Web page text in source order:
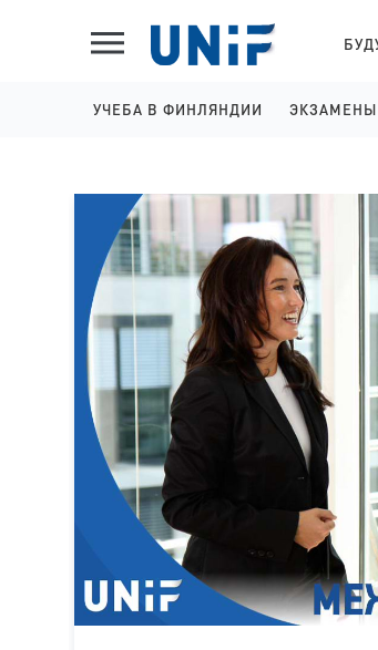
УЧЕБА В ФИНЛЯНДИИ
КОЛЛЕДЖИ НА АНГЛИЙСКОМ
УНИВЕРСИТЕТЫ НА АНГЛИЙСКОМ
КОЛЛЕДЖИ НА ФИНСКОМ
ЭКЗАМЕНЫ
YKI